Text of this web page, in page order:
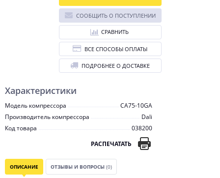
Характеристики
Модель компрессора
CA75-10GA
Производитель компрессора
Dali
Код товара
038200
РАСПЕЧАТАТЬ
СООБЩИТЬ О ПОСТУПЛЕНИИ
СРАВНИТЬ
ВСЕ СПОСОБЫ ОПЛАТЫ
ПОДРОБНЕЕ О ДОСТАВКЕ
ОПИСАНИЕ ОТЗЫВЫ И ВОПРОСЫ (0)